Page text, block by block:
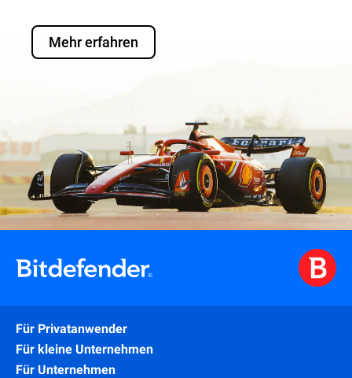
Mehr erfahren
Für Privatanwender
Für kleine Unternehmen
Für Unternehmen